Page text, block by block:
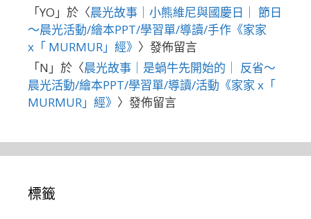
「YO 」於〈晨光故事｜小熊維尼與國慶日｜ 節日
～晨光活動/繪本PPT/學習單/導讀/手作《家家
x「 MURMUR」經》 〉發佈留言
「N 」於〈晨光故事｜是蝸牛先開始的｜ 反省～
晨光活動/繪本PPT/學習單/導讀/活動《家家 x「
MURMUR」經》 〉發佈留言
標籤